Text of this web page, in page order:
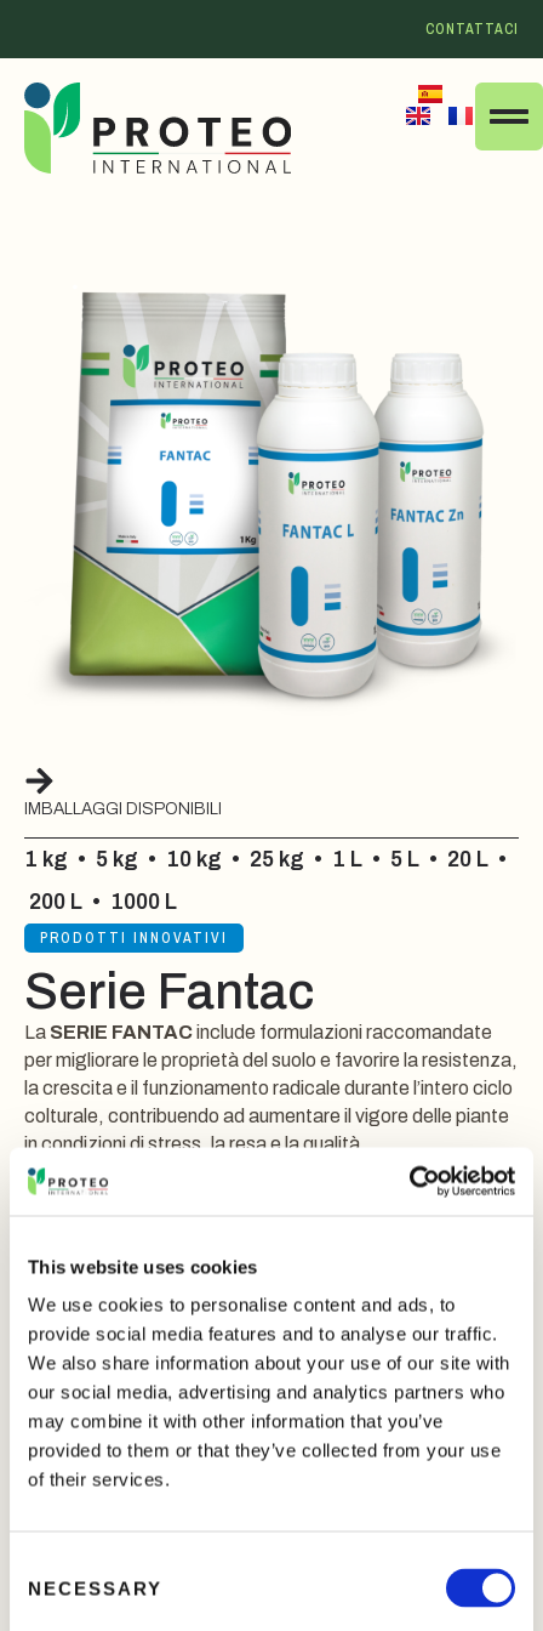
This website uses cookies
We use cookies to personalise content and ads, to
provide social media features and to analyse our traffic.
We also share information about your use of our site with
our social media, advertising and analytics partners who
may combine it with other information that you’ve
provided to them or that they’ve collected from your use
of their services.
NECESSARY
CONTATTACI
1 kg • 5 kg • 10 kg • 25 kg • 1 L • 5 L • 20 L •
200 L • 1000 L
IMBALLAGGI DISPONIBILI
PRODOTTI INNOVATIVI
Serie Fantac
La SERIE FANTACinclude formulazioni raccomandate
per migliorare le proprietà del suolo e favorire la resistenza,
la crescita e il funzionamento radicale durante l’intero ciclo
colturale, contribuendo ad aumentare il vigore delle piante
in condizioni di stress, la resa e la qualità.
I prodotti della
agiscono sulla struttura e
incrementare la disponibilità dei macroelementi
grado di influenzare lo sviluppo delle radici e quindi la loro
funzionalità, migliorandone vigore e dimensioni.
I prodotti sono disponibili in forma liquida o in polvere,
opzionalmente arricchiti con microelementi.
Migliora le caratteristiche strutturali del suolo
Incrementa lo sviluppo della massa radicale (incluse
radici secondarie e peli radicali) e la germinazione dei